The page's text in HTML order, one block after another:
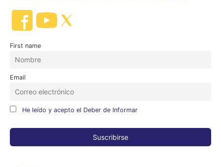
First name
Email
He leído y acepto el Deber de Informar